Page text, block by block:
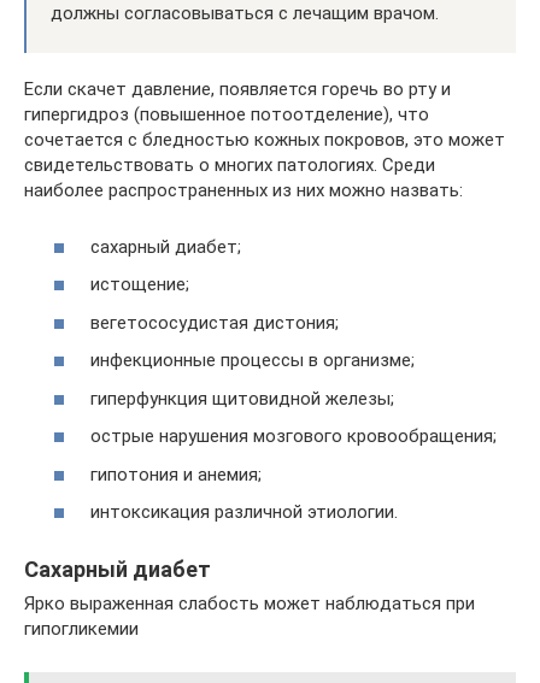
должны согласовываться с лечащим врачом.
Если скачет давление, появляется горечь во рту и
гипергидроз (повышенное потоотделение), что
сочетается с бледностью кожных покровов, это может
свидетельствовать о многих патологиях. Среди
наиболее распространенных из них можно назвать:
сахарный диабет;
истощение;
вегетососудистая дистония;
инфекционные процессы в организме;
гиперфункция щитовидной железы;
острые нарушения мозгового кровообращения;
гипотония и анемия;
интоксикация различной этиологии.
Сахарный диабет
Ярко выраженная слабость может наблюдаться при
гипогликемии